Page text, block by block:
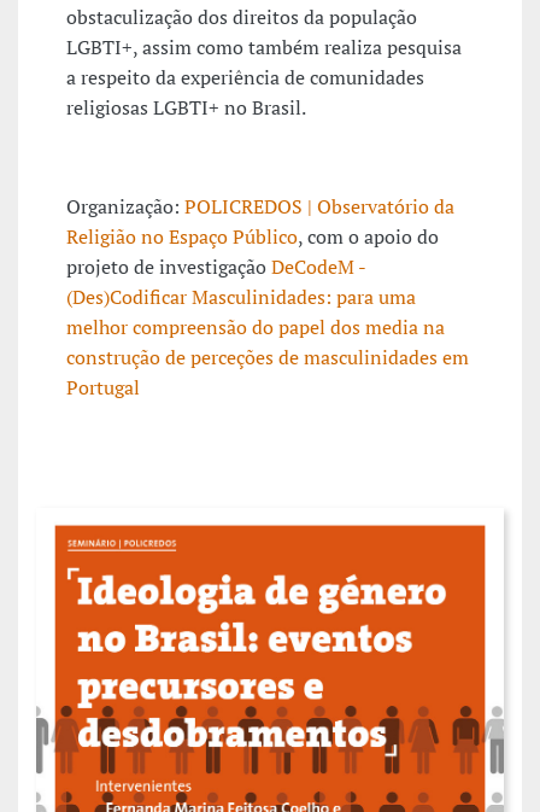
obstaculização dos direitos da população
LGBTI+, assim como também realiza pesquisa
a respeito da experiência de comunidades
religiosas LGBTI+ no Brasil.
Organização: POLICREDOS | Observatório da
Religião no Espaço Público, com o apoio do
projeto de investigaçãoDeCodeM -
(Des)Codificar Masculinidades: para uma
melhor compreensão do papel dos media na
construção de perceções de masculinidades em
Portugal